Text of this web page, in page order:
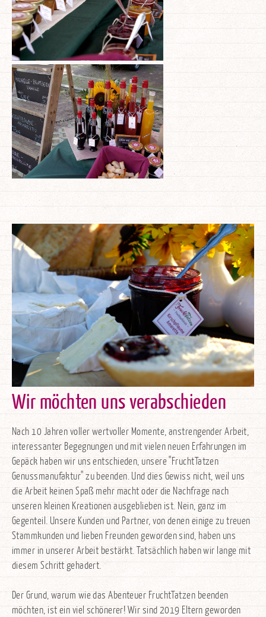
Wir möchten uns verabschieden
Nach 10 Jahren voller wertvoller Momente, anstrengender Arbeit,
interessanter Begegnungen und mit vielen neuen Erfahrungen im
Gepäck haben wir uns entschieden, unsere "FruchtTatzen
Genussmanufaktur" zu beenden. Und dies Gewiss nicht, weil uns
die Arbeit keinen Spaß mehr macht oder die Nachfrage nach
unseren kleinen Kreationen ausgeblieben ist. Nein, ganz im
Gegenteil. Unsere Kunden und Partner, von denen einige zu treuen
Stammkunden und lieben Freunden geworden sind, haben uns
immer in unserer Arbeit bestärkt. Tatsächlich haben wir lange mit
diesem Schritt gehadert.
Der Grund, warum wie das Abenteuer FruchtTatzen beenden
möchten, ist ein viel schönerer! Wir sind 2019 Eltern geworden